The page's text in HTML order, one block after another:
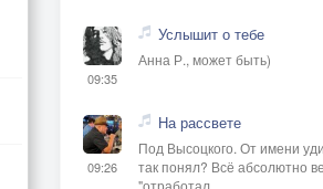
09:35
Услышит о тебе
Анна Р., может быть)
09:26
На рассвете
Под Высоцкого. От имени
так понял? Всё абсолютно
"отработал